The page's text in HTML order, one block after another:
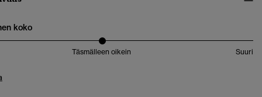
koko
Täsmälleen oikein Suuri